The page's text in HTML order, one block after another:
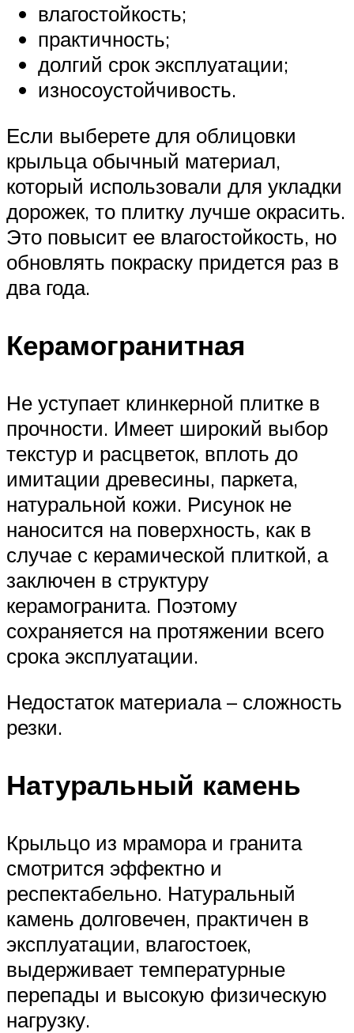
влагостойкость;
практичность;
долгий срок эксплуатации;
износоустойчивость.
Если выберете для облицовки
крыльца обычный материал,
который использовали для укладки
дорожек, то плитку лучше окрасить.
Это повысит ее влагостойкость, но
обновлять покраску придется раз в
два года.
Керамогранитная
Не уступает клинкерной плитке в
прочности. Имеет широкий выбор
текстур и расцветок, вплоть до
имитации древесины, паркета,
натуральной кожи. Рисунок не
наносится на поверхность, как в
случае с керамической плиткой, а
заключен в структуру
керамогранита. Поэтому
сохраняется на протяжении всего
срока эксплуатации.
Недостаток материала – сложность
резки.
Натуральный камень
Крыльцо из мрамора и гранита
смотрится эффектно и
респектабельно. Натуральный
камень долговечен, практичен в
эксплуатации, влагостоек,
выдерживает температурные
перепады и высокую физическую
нагрузку.